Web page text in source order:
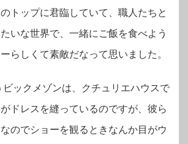
トップに君臨していて、職人たちと
いな世界で、一緒にご飯を食べよう
らしくて素敵だなって思いました。
ビックメゾンは、クチュリエハウスで
ドレスを縫っているのですが、彼ら
のでショーを観るときなんか目がウ